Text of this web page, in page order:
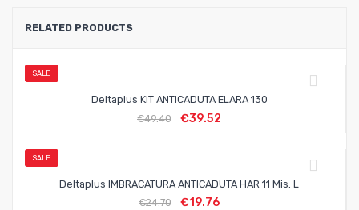
RELATED PRODUCTS
SALE
Deltaplus KIT ANTICADUTA ELARA 130
€49.40 €39.52
SALE
Deltaplus IMBRACATURA ANTICADUTA HAR 11 Mis. L
€24.70 €19.76